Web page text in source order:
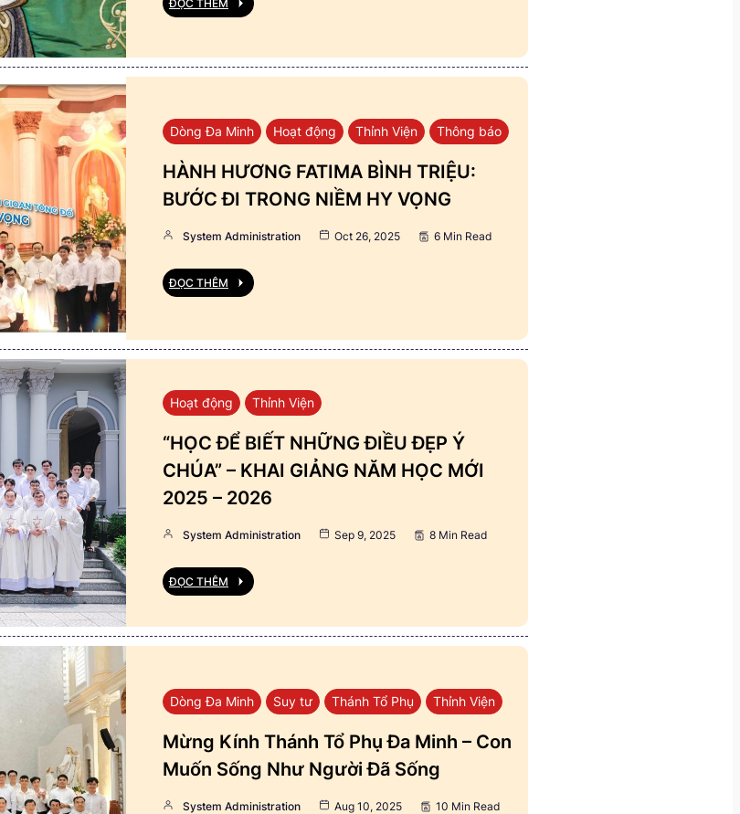
ĐỌC THÊM
Dòng Đa Minh Hoạt động Thỉnh Viện Thông báo
HÀNH HƯƠNG FATIMA BÌNH TRIỆU:
BƯỚC ĐI TRONG NIỀM HY VỌNG
System Administration Oct 26, 2025 6 Min Read
ĐỌC THÊM
Hoạt động Thỉnh Viện
“HỌC ĐỂ BIẾT NHỮNG ĐIỀU ĐẸP Ý
CHÚA” – KHAI GIẢNG NĂM HỌC MỚI
2025 – 2026
System Administration Sep 9, 2025 8 Min Read
ĐỌC THÊM
Dòng Đa Minh Suy tư Thánh Tổ Phụ Thỉnh Viện
Mừng Kính Thánh Tổ Phụ Đa Minh – Con
Muốn Sống Như Người Đã Sống
System Administration Aug 10, 2025 10 Min Read